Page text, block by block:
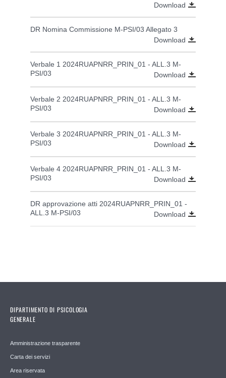
Download
DR Nomina Commissione M-PSI/03 Allegato 3
Download
Verbale 1 2024RUAPNRR_PRIN_01 - ALL.3 M-
PSI/03
Download
Verbale 2 2024RUAPNRR_PRIN_01 - ALL.3 M-
PSI/03
Download
Verbale 3 2024RUAPNRR_PRIN_01 - ALL.3 M-
PSI/03
Download
Verbale 4 2024RUAPNRR_PRIN_01 - ALL.3 M-
PSI/03
Download
DR approvazione atti 2024RUAPNRR_PRIN_01 -
ALL.3 M-PSI/03
Download
DIPARTIMENTO DI PSICOLOGIA
GENERALE
Amministrazione trasparente
Carta dei servizi
Area riservata